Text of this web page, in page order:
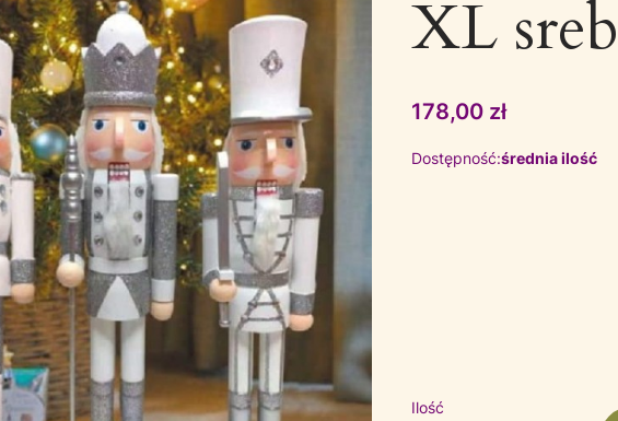
XL
Cena
178,00 zł
Dostępność:średnia ilość
Ilość